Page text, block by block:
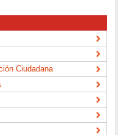
Ciudadana